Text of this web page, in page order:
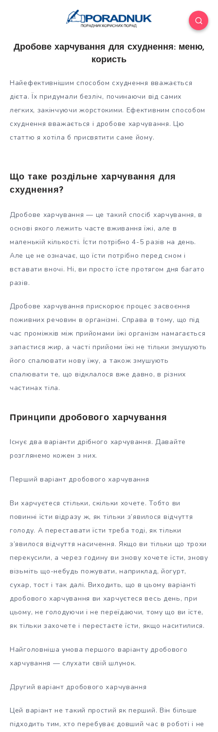
Дробове харчування для схуднення: меню,
користь
Найефективнішим способом схуднення вважається
дієта. Їх придумали безліч, починаючи від самих
легких, закінчуючи жорстокими. Ефективним способом
схуднення вважається і дробове харчування. Цю
статтю я хотіла б присвятити саме йому.
Що таке роздільне харчування для
схуднення?
Дробове харчування — це такий спосіб харчування, в
основі якого лежить часте вживання їжі, але в
маленькій кількості. Їсти потрібно 4-5 разів на день.
Але це не означає, що їсти потрібно перед сном і
вставати вночі. Ні, ви просто їсте протягом дня багато
разів.
Дробове харчування прискорює процес засвоєння
поживних речовин в організмі. Справа в тому, що під
час проміжків між прийомами їжі організм намагається
запастися жир, а часті прийоми їжі не тільки змушують
його спалювати нову їжу, а також змушують
спалювати те, що відклалося вже давно, в різних
частинах тіла.
Принципи дробового харчування
Існує два варіанти дрібного харчування. Давайте
розглянемо кожен з них.
Перший варіант дробового харчування
Ви харчуєтеся стільки, скільки хочете. Тобто ви
повинні їсти відразу ж, як тільки з’явилося відчуття
голоду. А переставати їсти треба тоді, як тільки
з’явилося відчуття насичення. Якщо ви тільки що трохи
перекусили, а через годину ви знову хочете їсти, знову
візьміть що-небудь пожувати, наприклад, йогурт,
сухар, тост і так далі. Виходить, що в цьому варіанті
дробового харчування ви харчуєтеся весь день, при
цьому, не голодуючи і не переїдаючи, тому що ви їсте,
як тільки захочете і перестаєте їсти, якщо наситилися.
Найголовніша умова першого варіанту дробового
харчування — слухати свій шлунок.
Другий варіант дробового харчування
Цей варіант не такий простий як перший. Він більше
підходить тим, хто перебуває довший час в роботі і не